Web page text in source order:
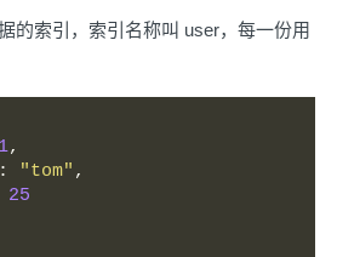
的索引，索引名称叫 user，每一份用
1,
: "tom" ,
25